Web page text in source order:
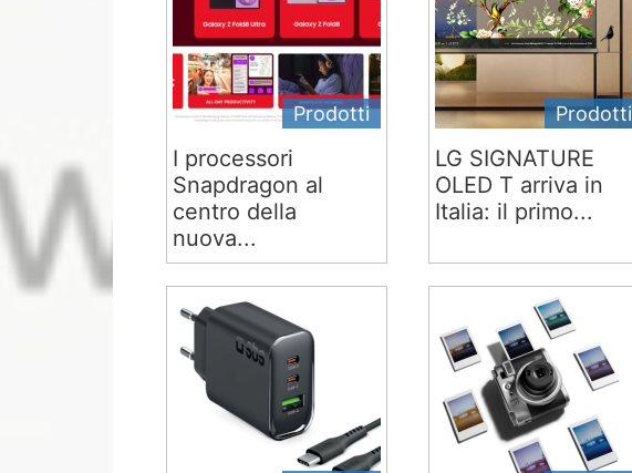
Prodotti
I processori
Snapdragon al
centro della
nuova...
Prodotti
LG SIGNATURE
OLED T arriva in
Italia: il primo...